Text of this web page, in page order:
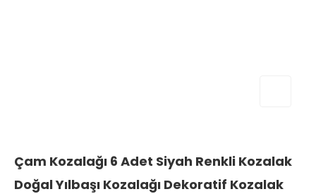
Çam Kozalağı 6 Adet Siyah Renkli Kozalak
Doğal Yılbaşı Kozalağı Dekoratif Kozalak